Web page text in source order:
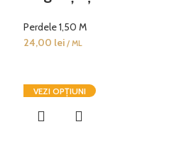
Perdele 1,50 M
24,00 lei / ML
VEZI OPȚIUNI